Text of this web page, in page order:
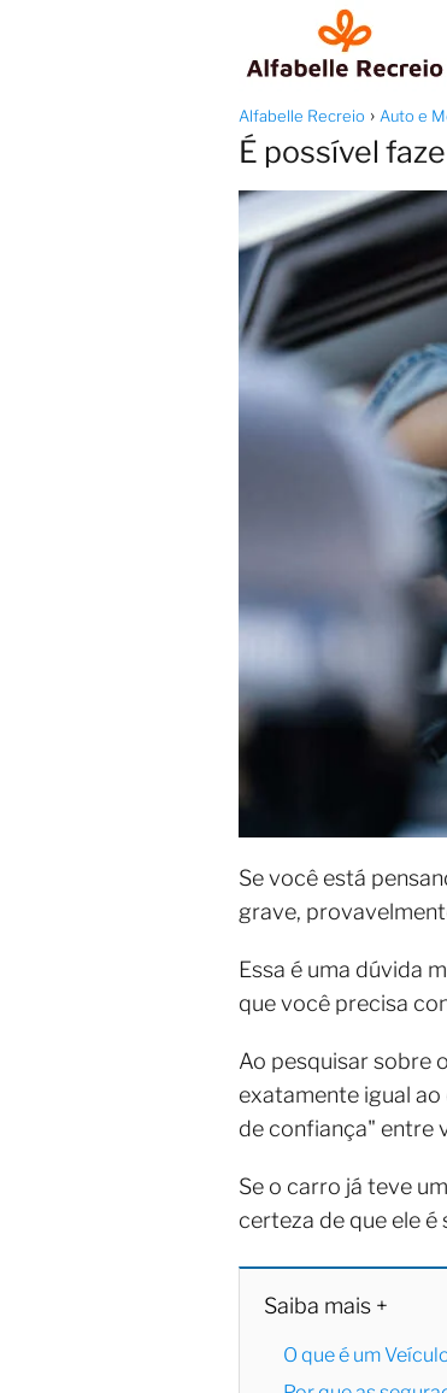
Alfabelle Recreio Auto e
É possível
Se você está
grave,
Essa é uma dúvida
que você precisa
Ao pesquisar sobre
exatamente igual
de confiança" entre
Se o carro já teve
certeza de que ele
Saiba mais +
O que é um